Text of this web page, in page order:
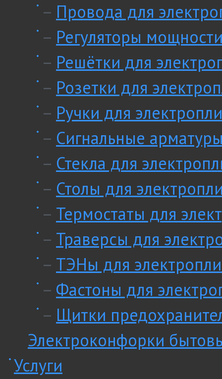
– Провода для
– Регуляторы
– Решётки для
– Розетки для
– Ручки для
– Сигнальные
– Стекла для
– Столы для
– Термостаты для
– Траверсы для
– ТЭНы для
– Фастоны для
– Щитки
Электроконфорки
Услуги